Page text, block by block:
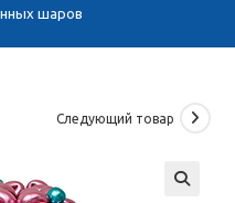
шаров
Следующий товар